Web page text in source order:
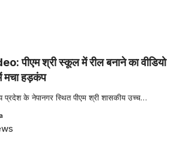
पीएम श्री स्कूल में रील बनाने का वीडियो
मचा हड़कंप
के नेपानगर स्थित पीएम श्री शासकीय उच्च…